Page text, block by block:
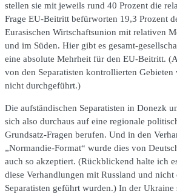
stellen sie mit jeweils rund 40 Prozent die
Frage EU-Beitritt befürworten 19,3 Prozent
Eurasischen Wirtschaftsunion mit relativen
und im Süden. Hier gibt es gesamt-
eine absolute Mehrheit für den EU-Beitritt.
von den Separatisten kontrollierten Gebieten
nicht durchgeführt.)
Die aufständischen Separatisten in Donezk
sich also durchaus auf eine regionale
Grundsatz-Fragen berufen. Und in den
„Normandie-Format“ wurde dies von
auch so akzeptiert. (Rückblickend halte ich
diese Verhandlungen mit Russland und
Separatisten geführt wurden.) In der Ukraine